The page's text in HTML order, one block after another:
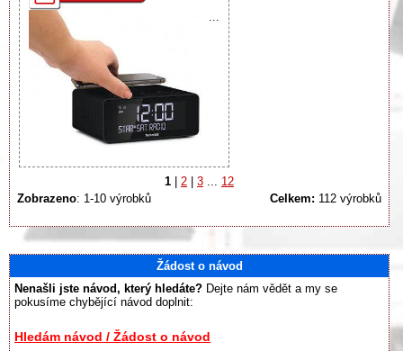
1 | 2 | 3
12
Zobrazeno: 1-10 výrobků Celkem: 112 výrobků
Žádost o návod
Nenašli jste návod, který hledáte? Dejte nám vědět a my se
pokusíme chybějící návod doplnit:
Hledám návod / Žádost o návod